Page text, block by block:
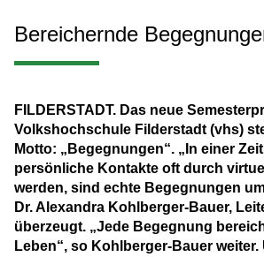
Bereichernde
FILDERSTADT. Das neue
Volkshochschule Filderstadt (vhs)
Motto: „Begegnungen“. „In einer
persönliche Kontakte oft durch
werden, sind echte Begegnungen
Dr. Alexandra Kohlberger-Bauer,
überzeugt. „Jede Begegnung
Leben“, so Kohlberger-Bauer